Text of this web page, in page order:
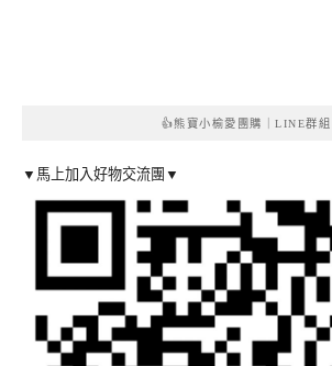
👍熊寶小榆愛團購｜LINE群組
▼馬上加入好物交流團▼